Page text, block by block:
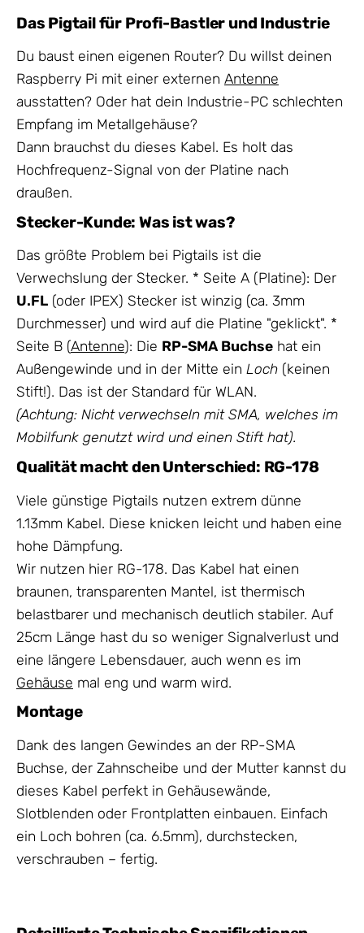
Das Pigtail für Profi-Bastler und Industrie
Du baust einen eigenen Router? Du willst deinen
Raspberry Pi mit einer externen Antenne
ausstatten? Oder hat dein Industrie-PC schlechten
Empfang im Metallgehäuse?
Dann brauchst du dieses Kabel. Es holt das
Hochfrequenz-Signal von der Platine nach
draußen.
Stecker-Kunde: Was ist was?
Das größte Problem bei Pigtails ist die
Verwechslung der Stecker. * Seite A (Platine): Der
U.FL (oder IPEX) Stecker ist winzig (ca. 3mm
Durchmesser) und wird auf die Platine "geklickt". *
Seite B (Antenne): Die RP-SMA Buchse hat ein
Außengewinde und in der Mitte ein Loch (keinen
Stift!). Das ist der Standard für WLAN.
(Achtung: Nicht verwechseln mit SMA, welches im
Mobilfunk genutzt wird und einen Stift hat).
Qualität macht den Unterschied: RG-178
Viele günstige Pigtails nutzen extrem dünne
1.13mm Kabel. Diese knicken leicht und haben eine
hohe Dämpfung.
Wir nutzen hier RG-178. Das Kabel hat einen
braunen, transparenten Mantel, ist thermisch
belastbarer und mechanisch deutlich stabiler. Auf
25cm Länge hast du so weniger Signalverlust und
eine längere Lebensdauer, auch wenn es im
Gehäuse mal eng und warm wird.
Montage
Dank des langen Gewindes an der RP-SMA
Buchse, der Zahnscheibe und der Mutter kannst du
dieses Kabel perfekt in Gehäusewände,
Slotblenden oder Frontplatten einbauen. Einfach
ein Loch bohren (ca. 6.5mm), durchstecken,
verschrauben – fertig.